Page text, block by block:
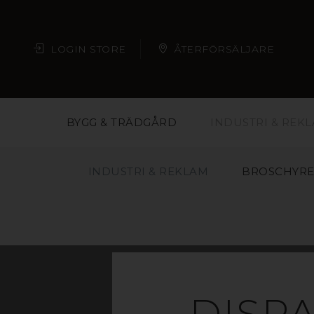
LOGIN STORE ÅTERFÖRSÄLJARE
BYGG & TRÄDGÅRD
INDUSTRI & REKLAM